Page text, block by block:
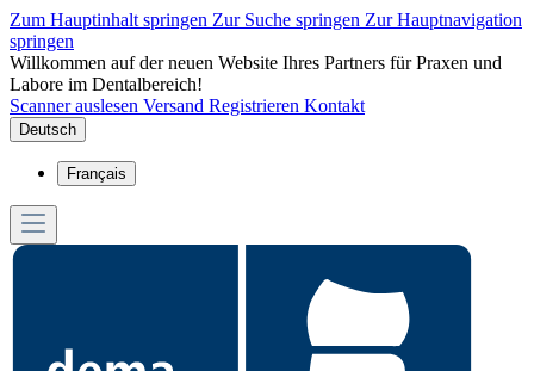
Zum Hauptinhalt springen Zur Suche springen Zur Hauptnavigation
springen
Willkommen auf der neuen Website Ihres Partners für Praxen und
Labore im Dentalbereich!
Scanner auslesen Versand Registrieren Kontakt
Deutsch
Français